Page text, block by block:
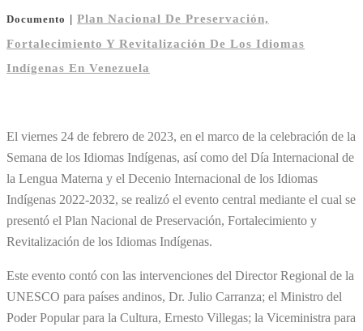
Documento | Plan Nacional De Preservación,
Fortalecimiento Y Revitalización De Los Idiomas
Indígenas En Venezuela
El viernes 24 de febrero de 2023, en el marco de la celebración de la
Semana de los Idiomas Indígenas, así como del Día Internacional de
la Lengua Materna y el Decenio Internacional de los Idiomas
Indígenas 2022-2032, se realizó el evento central mediante el cual se
presentó el Plan Nacional de Preservación, Fortalecimiento y
Revitalización de los Idiomas Indígenas.
Este evento contó con las intervenciones del Director Regional de la
UNESCO para países andinos, Dr. Julio Carranza; el Ministro del
Poder Popular para la Cultura, Ernesto Villegas; la Viceministra para